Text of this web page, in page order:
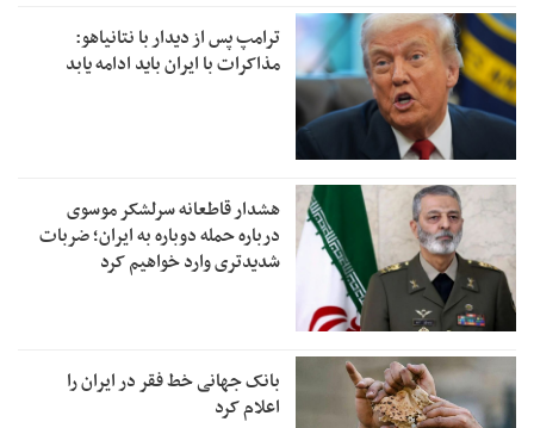
ترامپ پس از دیدار با نتانیاهو:
مذاکرات با ایران باید ادامه یابد
هشدار قاطعانه سرلشکر موسوی
درباره حمله دوباره به ایران؛ ضربات
شدیدتری وارد خواهیم کرد
بانک جهانی خط فقر در ایران را
اعلام کرد